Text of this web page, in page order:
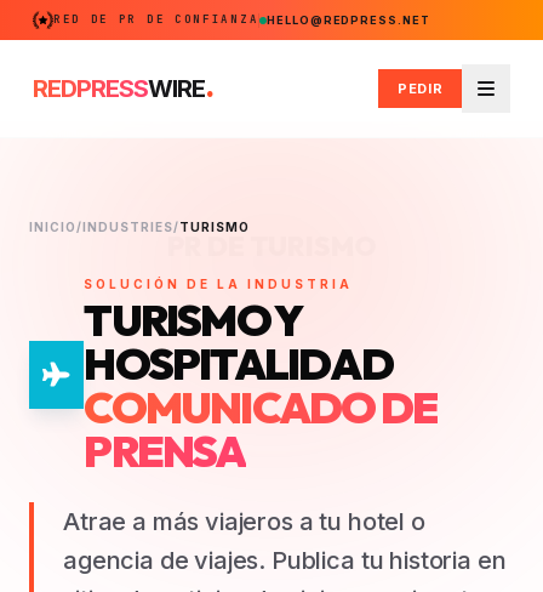
RED DE PR DE CONFIANZA HELLO@REDPRESS.NET
REDPRESSWIRE. PEDIR
Menú
INICIO /INDUSTRIES/TURISMO
SOLUCIÓN DE LA INDUSTRIA
TURISMO Y
HOSPITALIDAD
COMUNICADO DE
PRENSA
Atrae a más viajeros a tu hotel o
agencia de viajes. Publica tu historia en